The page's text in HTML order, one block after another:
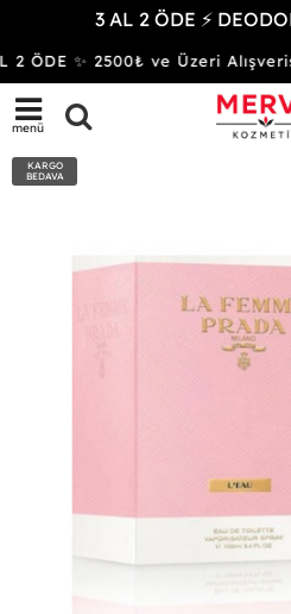
3 AL 2 ÖDE ⚡
ÖDE ✨ 2500₺ ve Üzeri
menü
KARGO
BEDAVA